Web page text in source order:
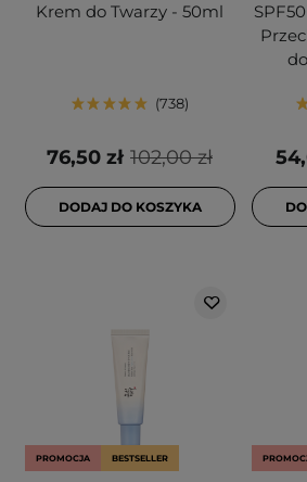
Krem do Twarzy - 50ml
738
102,00 zł
76,50 zł
DODAJ DO KOSZYKA
PROMOCJA BESTSELLER